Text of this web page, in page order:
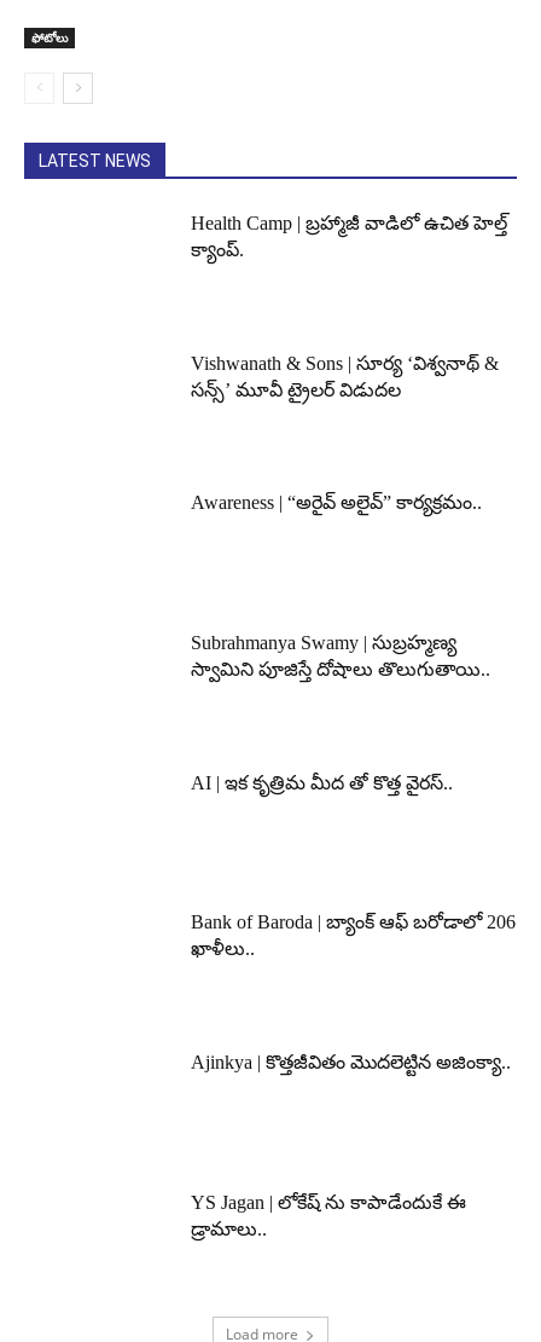
ఫోటోలు
LATEST NEWS
Health Camp | బ్రహ్మాజీ వాడిలో ఉచిత హెల్త్
క్యాంప్.
Vishwanath & Sons | సూర్య ‘విశ్వనాథ్ &
సన్స్’ మూవీ ట్రైలర్ విడుదల
Awareness | “అరైవ్ అలైవ్” కార్యక్రమం..
Subrahmanya Swamy | సుబ్రహ్మణ్య
స్వామిని పూజిస్తే దోషాలు తొలుగుతాయి..
AI | ఇక కృత్రిమ మీద తో కొత్త వైరస్..
Bank of Baroda | బ్యాంక్‌ ఆఫ్‌ బరోడాలో 206
ఖాళీలు..
Ajinkya | కొత్తజీవితం మొదలెట్టిన అజింక్యా..
YS Jagan | లోకేష్ ను కాపాడేందుకే ఈ
డ్రామాలు..
Load more